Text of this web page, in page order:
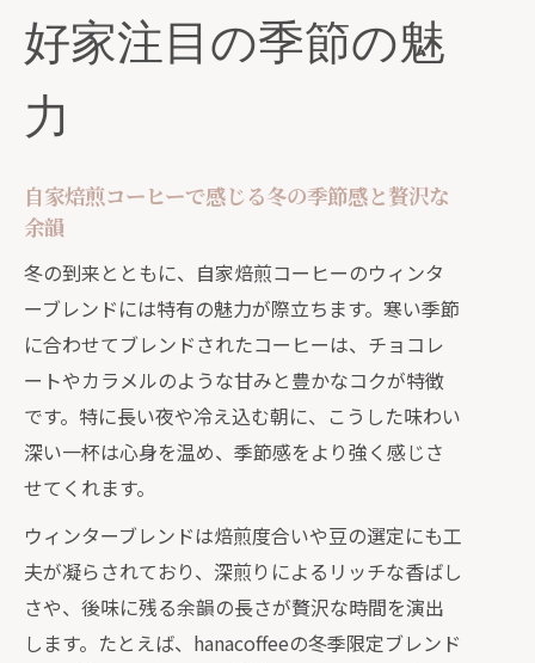
好家注目の季節の魅
力
自家焙煎コーヒーで感じる冬の季節感と贅沢な
余韻
冬の到来とともに、自家焙煎コーヒーのウィンタ
ーブレンドには特有の魅力が際立ちます。寒い季節
に合わせてブレンドされたコーヒーは、チョコレ
ートやカラメルのような甘みと豊かなコクが特徴
です。特に長い夜や冷え込む朝に、こうした味わい
深い一杯は心身を温め、季節感をより強く感じさ
せてくれます。
ウィンターブレンドは焙煎度合いや豆の選定にも工
夫が凝らされており、深煎りによるリッチな香ばし
さや、後味に残る余韻の長さが贅沢な時間を演出
します。たとえば、hanacoffeeの冬季限定ブレンド